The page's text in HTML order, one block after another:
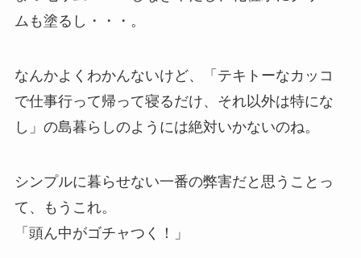
ムも塗るし・・・。
なんかよくわかんないけど、「テキトーなカッコ
で仕事行って帰って寝るだけ、それ以外は特にな
し」の島暮らしのようには絶対いかないのね。
シンプルに暮らせない一番の弊害だと思うことっ
て、もうこれ。
「頭ん中がゴチャつく！」